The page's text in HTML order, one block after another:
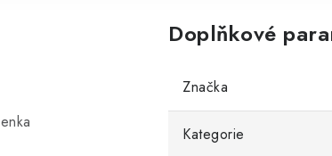
Doplňkové
Značka
Kategorie